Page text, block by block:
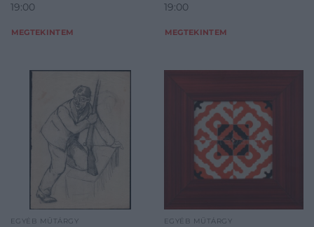
Horvath-Laszlo-Erd
19:00
MEGTEKINTEM
Jelzett-Serult-
19:00
MEGTEKINTEM
EGYÉB MŰTÁRGY EGYÉB MŰTÁRGY